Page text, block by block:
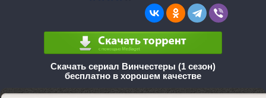
Скачать сериал Винчестеры (1 сезон)
бесплатно в хорошем качестве